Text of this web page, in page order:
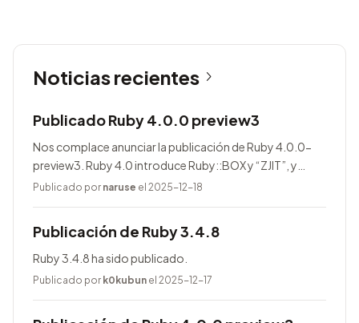
Noticias recientes
Publicado Ruby 4.0.0 preview3
Nos complace anunciar la publicación de Ruby 4.0.0-
preview3. Ruby 4.0 introduce Ruby::BOX y “ZJIT”, y
agrega muchas mejoras.
Publicado por naruse el 2025-12-18
Publicación de Ruby 3.4.8
Ruby 3.4.8 ha sido publicado.
Publicado por k0kubun el 2025-12-17